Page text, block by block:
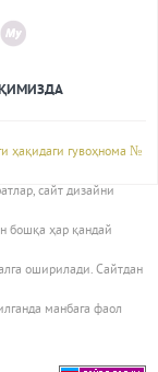
ҳақидаги гувоҳнома №
сайт дизайни
бошқа ҳар қандай
оширилади. Сайтдан
манбага фаол